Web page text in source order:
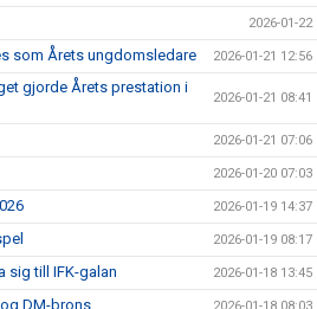
2026-01-22
som Årets ungdomsledare 2026-01-21 12:56
gjorde Årets prestation i
2026-01-21 08:41
2026-01-21 07:06
2026-01-20 07:03
2026-01-19 14:37
2026-01-19 08:17
sig till IFK-galan 2026-01-18 13:45
DM-brons